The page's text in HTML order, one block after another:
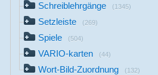
Schreiblehrgänge (1345)
Setzleiste (269)
Spiele (504)
VARIO-karten (44)
Wort-Bild-Zuordnung (132)